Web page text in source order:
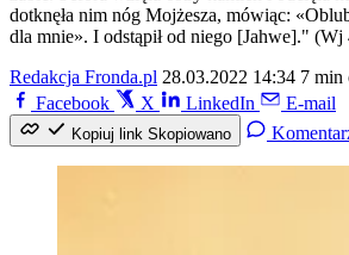
dotknęła nim nóg Mojżesza, mówiąc:
dla mnie». I odstąpił od niego [Jahwe]." (Wj
Redakcja Fronda.pl 28.03.2022 14:34 7 min
Facebook
X LinkedIn E-mail
Kopiuj link Skopiowano